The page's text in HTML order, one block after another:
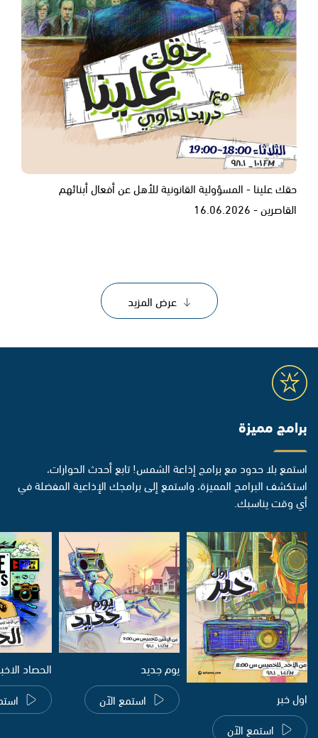
حقك علينا - المسؤولية القانونية للأهل عن أفعال أبنائهم
القاصرين - 16.06.2026
عرض المزيد
برامج مميزة
استمع بلا حدود مع برامج إذاعة الشمس! تابع أحدث الحوارات،
استكشف البرامج المميزة، واستمع إلى برامجك الإذاعية المفضلة في
أي وقت يناسبك.
اول خبر
استمع الآن
يوم جديد
استمع الآن
الحصاد